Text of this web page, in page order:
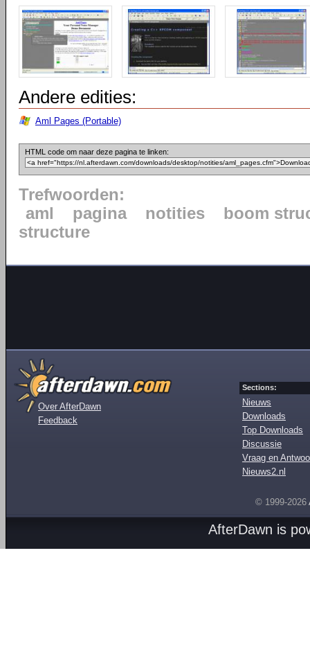
Andere edities:
Aml Pages (Portable)
HTML code om naar deze pagina te linken:
Trefwoorden:
aml
pagina notities
boom
structure
Over AfterDawn
Feedback
Sections:
Nieuws
Downloads
Top Downloads
Discussie
Vraag en
Nieuws2.nl
© 1999-2026
AfterDawn is